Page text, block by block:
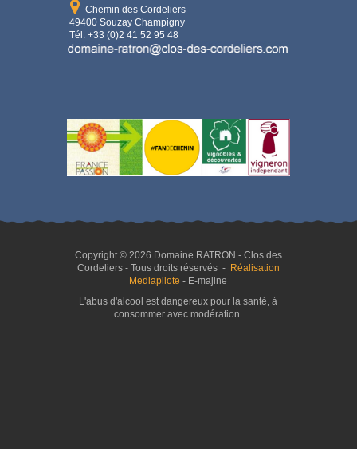
Chemin des Cordeliers
49400 Souzay Champigny
Tél. +33 (0)2 41 52 95 48
Copyright © 2026 Domaine RATRON - Clos des
Cordeliers - Tous droits réservés - Réalisation
Mediapilote - E-majine
L'abus d'alcool est dangereux pour la santé, à
consommer avec modération.